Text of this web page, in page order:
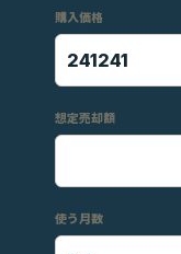
購入価格
想定売却額
使う月数